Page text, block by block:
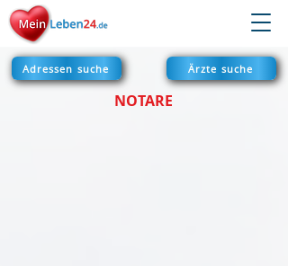
Adressen suche Ärzte suche
NOTARE